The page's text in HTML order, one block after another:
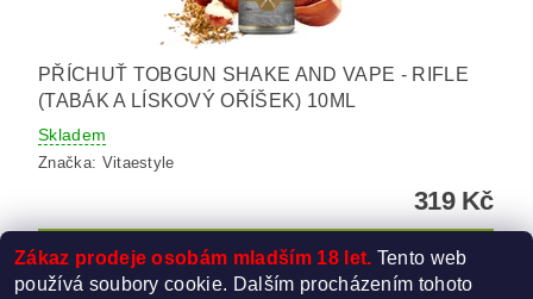
PŘÍCHUŤ TOBGUN SHAKE AND VAPE - RIFLE
(TABÁK A LÍSKOVÝ OŘÍŠEK) 10ML
Skladem
Značka: Vitaestyle
319 Kč
Zákaz prodeje osobám mladším 18 let. Tento web
používá soubory cookie. Dalším procházením tohoto